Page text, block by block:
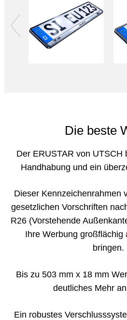
Die beste
Der ERUSTAR von UTSCH
Handhabung und ein
Dieser Kennzeichenrahmen
gesetzlichen Vorschriften
R26 (Vorstehende
Ihre Werbung großflächig
bringen.
Bis zu 503 mm x 18 mm
deutliches Mehr
Ein robustes